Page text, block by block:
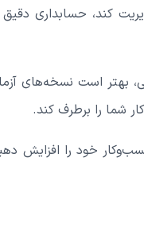
کند، حسابداری
بهتر است نسخه‌های
شما را برطرف کند.
خود را افزایش